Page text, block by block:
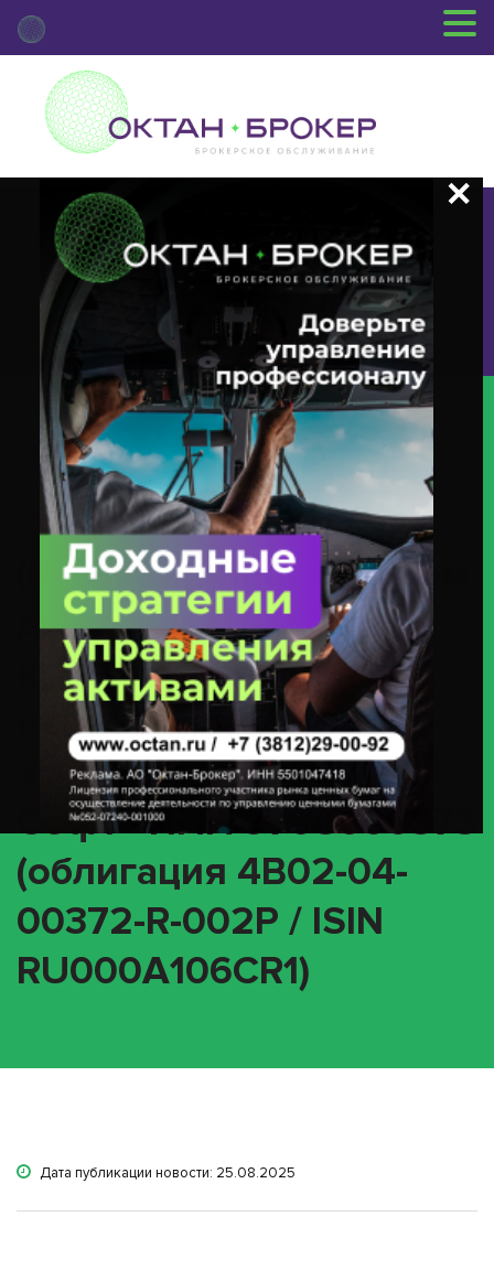
+7 (3812) 29-00-92
г.Омск ул.Красный Путь, 109 оф.510
Главная Новости Депозитария
(INTR) О Корпоративном
Действии «Выплата Купонного Дохода» С Ценными Бумагами Эмитента
ООО «Ред Софт» ИНН 9705000373 (облигация 4B02-04-00372-R-002P /
ISIN RU000A106CR1)
(INTR) О корпоративном
действии «Выплата
купонного дохода» с
ценными бумагами
эмитента ООО «Ред
Софт» ИНН 9705000373
(облигация 4B02-04-
00372-R-002P / ISIN
RU000A106CR1)
Дата публикации новости: 25.08.2025